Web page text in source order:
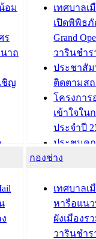
อม
ร
าถ
ชิญ
เทศบาลเ
เปิดพิพิธภั
Grand
วารินชำร
ประชาสัม
ติดตามส
โครงกา
เข้าใจใน
ประจำปี
ประชุมค
ความเสี่ย
ประชุมที
ชีวา สร้า
ขับเคลื่อน
“เมืองแห่
กองช่าง
เทศบาลเ
หารือแน
ผังเมืองร
วารินชำร